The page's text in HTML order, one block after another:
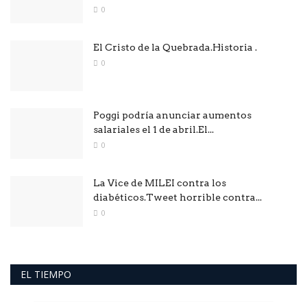
0
El Cristo de la Quebrada.Historia .
0
Poggi podría anunciar aumentos
salariales el 1 de abril.El...
0
La Vice de MILEI contra los
diabéticos.Tweet horrible contra...
0
EL TIEMPO